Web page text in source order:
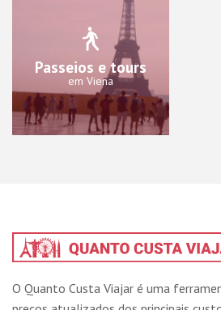
Passeios e tours
em Viena
O Quanto Custa Viajar é uma